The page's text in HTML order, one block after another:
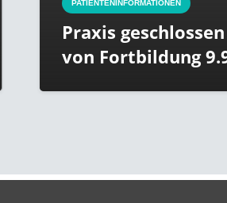
PATIENTENINFORMATIONEN
Praxis geschlossen
von Fortbildung 9.9.-